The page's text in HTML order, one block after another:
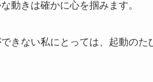
動きは確かに心を掴みます。
きない私にとっては、起動の